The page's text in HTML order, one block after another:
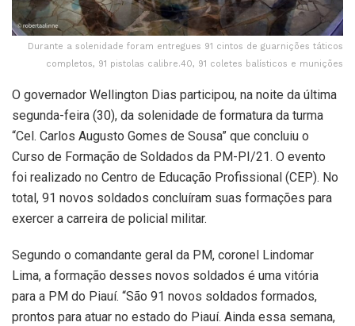
Durante a solenidade foram entregues 91 cintos de guarnições táticos
completos, 91 pistolas calibre.40, 91 coletes balísticos e munições
O governador Wellington Dias participou, na noite da última
segunda-feira (30), da solenidade de formatura da turma
“Cel. Carlos Augusto Gomes de Sousa” que concluiu o
Curso de Formação de Soldados da PM-PI/21. O evento
foi realizado no Centro de Educação Profissional (CEP). No
total, 91 novos soldados concluíram suas formações para
exercer a carreira de policial militar.
Segundo o comandante geral da PM, coronel Lindomar
Lima, a formação desses novos soldados é uma vitória
para a PM do Piauí. “São 91 novos soldados formados,
prontos para atuar no estado do Piauí. Ainda essa semana,